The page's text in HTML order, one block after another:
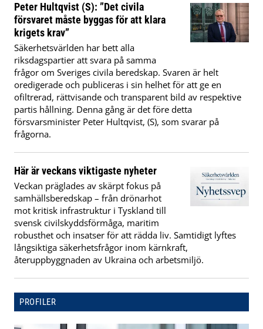
Peter Hultqvist (S): ”Det civila
försvaret måste byggas för att klara
krigets krav”
Säkerhetsvärlden har bett alla
riksdagspartier att svara på samma
frågor om Sveriges civila beredskap. Svaren är helt
oredigerade och publiceras i sin helhet för att ge en
ofiltrerad, rättvisande och transparent bild av respektive
partis hållning. Denna gång är det före detta
försvarsminister Peter Hultqvist, (S), som svarar på
frågorna.
Här är veckans viktigaste nyheter
Veckan präglades av skärpt fokus på
samhällsberedskap – från drönarhot
mot kritisk infrastruktur i Tyskland till
svensk civilskyddsförmåga, maritim
robusthet och insatser för att rädda liv. Samtidigt lyftes
långsiktiga säkerhetsfrågor inom kärnkraft,
återuppbyggnaden av Ukraina och arbetsmiljö.
PROFILER